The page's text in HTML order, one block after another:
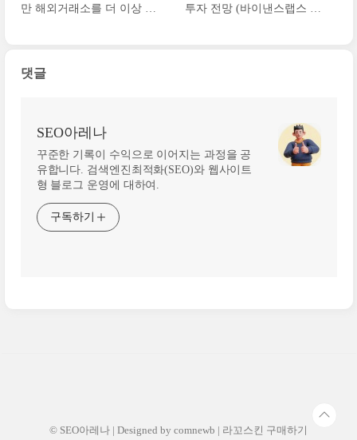
만 해외거래소를 더 이상 안
투자 전망 (바이낸스랩스 런
댓글
SEO아레나
꾸준한 기록이 수익으로 이어지는 과정을 공
유합니다. 검색엔진최적화(SEO)와 웹사이트
형 블로그 운영에 대하여.
구독하기
© SEO아레나 | Designed by comnewb | 라꼬스킨 구매하기